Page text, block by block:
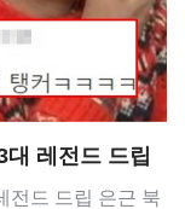
레전드 드립
전드 드립 은근 북